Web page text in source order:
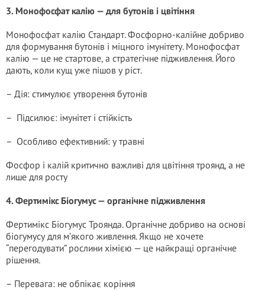
3. Монофосфат калію — для бутонів і цвітіння
Монофосфат калію Стандарт. Фосфорно-калійне добриво
для формування бутонів і міцного імунітету. Монофосфат
калію — це не стартове, а стратегічне підживлення. Його
дають, коли кущ уже пішов у ріст.
– Дія: стимулює утворення бутонів
– Підсилює: імунітет і стійкість
– Особливо ефективний: у травні
Фосфор і калій критично важливі для цвітіння троянд, а не
лише для росту
4. Фертимікс Біогумус — органічне підживлення
Фертимікс Біогумус Троянда. Органічне добриво на основі
біогумусу для м’якого живлення. Якщо не хочете
“перегодувати” рослини хімією — це найкращі органічне
рішення.
– Перевага: не обпікає коріння